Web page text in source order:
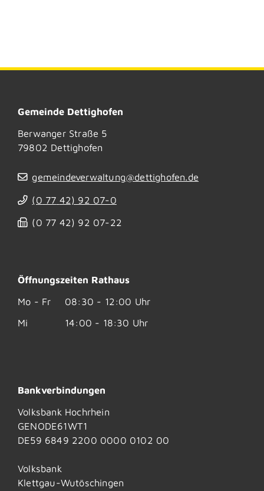
Gemeinde Dettighofen
Berwanger Straße 5
79802 Dettighofen
gemeindeverwaltung@dettighofen.de
(0 77 42) 92 07-0
(0 77 42) 92 07-22
Öffnungszeiten Rathaus
Mo - Fr
08:30 - 12:00 Uhr
Mi
14:00 - 18:30 Uhr
Bankverbindungen
Volksbank Hochrhein
GENODE61WT1
DE59 6849 2200 0000 0102 00
Volksbank
Klettgau-Wutöschingen